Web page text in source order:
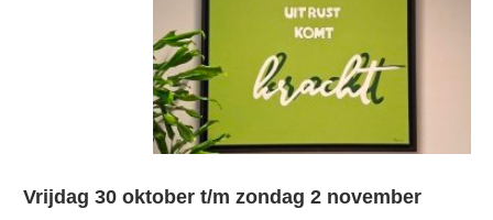
Vrijdag 30 oktober t/m zondag 2 november